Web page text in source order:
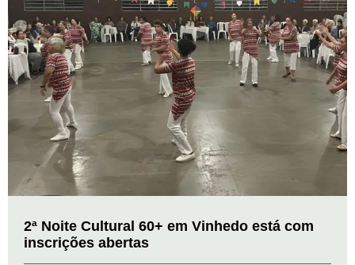
2ª Noite Cultural 60+ em Vinhedo está com
inscrições abertas